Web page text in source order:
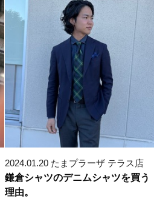
2024.01.20 たまプラーザ テラス店
鎌倉シャツのデニムシャツを買う
理由。